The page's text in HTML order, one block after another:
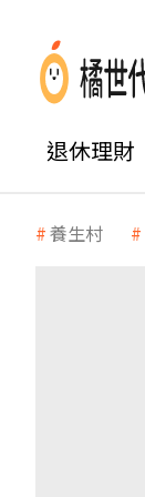
退休理財
養生村